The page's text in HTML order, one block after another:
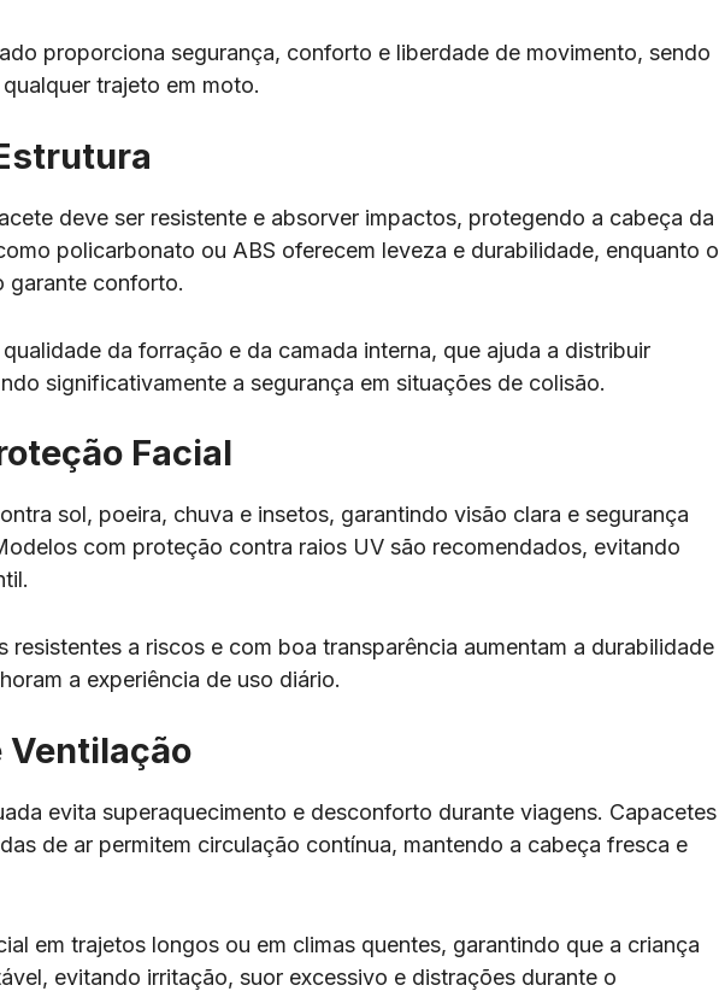
proporciona segurança, conforto e liberdade de movimento, sendo
trajeto em moto.
deve ser resistente e absorver impactos, protegendo a cabeça da
policarbonato ou ABS oferecem leveza e durabilidade, enquanto o
garante conforto.
da forração e da camada interna, que ajuda a distribuir
significativamente a segurança em situações de colisão.
Facial
sol, poeira, chuva e insetos, garantindo visão clara e segurança
com proteção contra raios UV são recomendados, evitando
resistentes a riscos e com boa transparência aumentam a durabilidade
a experiência de uso diário.
Ventilação
evita superaquecimento e desconforto durante viagens. Capacetes
de ar permitem circulação contínua, mantendo a cabeça fresca e
em trajetos longos ou em climas quentes, garantindo que a criança
evitando irritação, suor excessivo e distrações durante o